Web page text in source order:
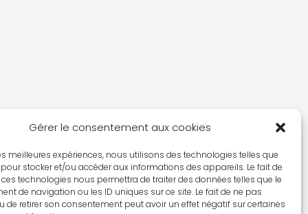
Gérer le consentement aux cookies
meilleures expériences, nous utilisons des technologies telles que
stocker et/ou accéder aux informations des appareils. Le fait de
technologies nous permettra de traiter des données telles que le
de navigation ou les ID uniques sur ce site. Le fait de ne pas
de retirer son consentement peut avoir un effet négatif sur certaines